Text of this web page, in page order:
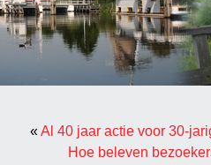
«Al 40 jaar actie voor 30-
Hoe beleven